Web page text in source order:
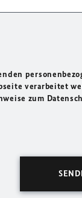
verarbeitet
zum